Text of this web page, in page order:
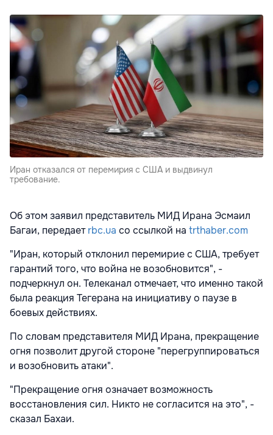
Иран отказался от перемирия с США и выдвинул
требование.
Об этом заявил представитель МИД Ирана Эсмаил
Багаи, передаетrbc.ua со ссылкой на trthaber.com
"Иран, который отклонил перемирие с США, требует
гарантий того, что война не возобновится", -
подчеркнул он. Телеканал отмечает, что именно такой
была реакция Тегерана на инициативу о паузе в
боевых действиях.
По словам представителя МИД Ирана, прекращение
огня позволит другой стороне "перегруппироваться
и возобновить атаки".
"Прекращение огня означает возможность
восстановления сил. Никто не согласится на это", -
сказал Бахаи.